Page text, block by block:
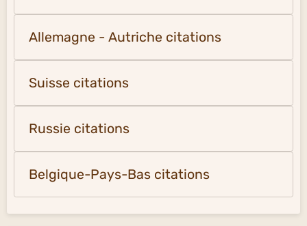
Allemagne - Autriche citations
Suisse citations
Russie citations
Belgique-Pays-Bas citations